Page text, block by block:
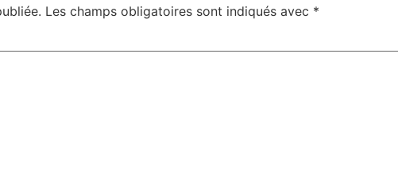
Les champs obligatoires sont indiqués avec *